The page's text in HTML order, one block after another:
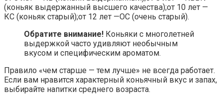
(коньяк выдержанный высшего качества);от 10 лет —
КС (коньяк старый);от 12 лет —ОС (очень старый).
Обратите внимание! Коньяки с многолетней
выдержкой часто удивляют необычным
вкусом и специфическим ароматом.
Правило «чем старше — тем лучше» не всегда работает.
Если вам нравится характерный коньячный вкус и запах,
выбирайте напитки среднего возраста.